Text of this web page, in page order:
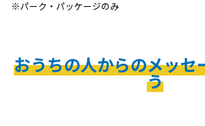
※パーク・パッケージのみ
おうちの人からのメッセ
う